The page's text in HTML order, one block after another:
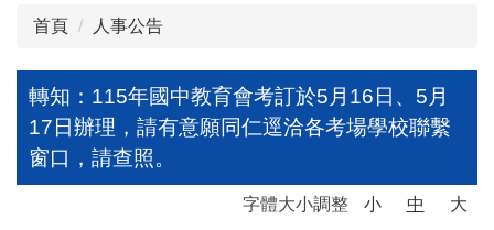
首頁 人事公告
轉知：115年國中教育會考訂於5月16日、5月
17日辦理，請有意願同仁逕洽各考場學校聯繫
窗口，請查照。
字體大小調整 小 中
大